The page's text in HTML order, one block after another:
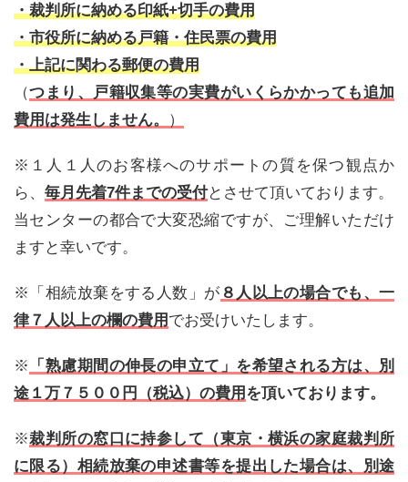
・裁判所に納める印紙+切手の費用
・市役所に納める戸籍・住民票の費用
・上記に関わる郵便の費用
（つまり、戸籍収集等の実費がいくらかかっても追加
費用は発生しません。
）
※１人１人のお客様へのサポートの質を保つ観点か
ら、 毎月先着7件までの受付とさせて頂いております。
当センターの都合で大変恐縮ですが、ご理解いただけ
ますと幸いです。
※「相続放棄をする人数」が ８人以上の場合でも、一
律７人以上の欄の費用 でお受けいたします。
※
「熟慮期間の伸長の申立て」を希望される方は、別
途１万７５００円（税込）の費用 を頂いております。
※裁判所の窓口に持参して（東京・横浜の家庭裁判所
に限る）相続放棄の申述書等を提出した場合は、別途